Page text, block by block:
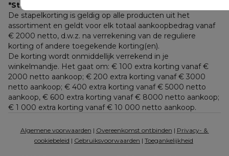
*Stapelkorting: tot €1000 extra stapelkorting
De stapelkorting is geldig op alle producten uit het
assortiment en geldt voor elk totaal aankoopbedrag vanaf
€ 2000 netto, d.w.z. na verrekening van de reguliere
korting of andere toegekende korting(en).
De korting wordt onmiddellijk verrekend in je
winkelmandje. Het gaat om: € 100 extra korting vanaf €
2000 netto aankoop; € 200 extra korting vanaf € 3000
netto aankoop; € 400 extra korting vanaf € 5000 netto
€ 1 000 extra korting vanaf € 10 000 netto aankoop.
Algemene voorwaarden | Overeenkomst ontbinden | Privacy- &
cookiebeleid | Gebruiksvoorwaarden | Toegankelijkheid